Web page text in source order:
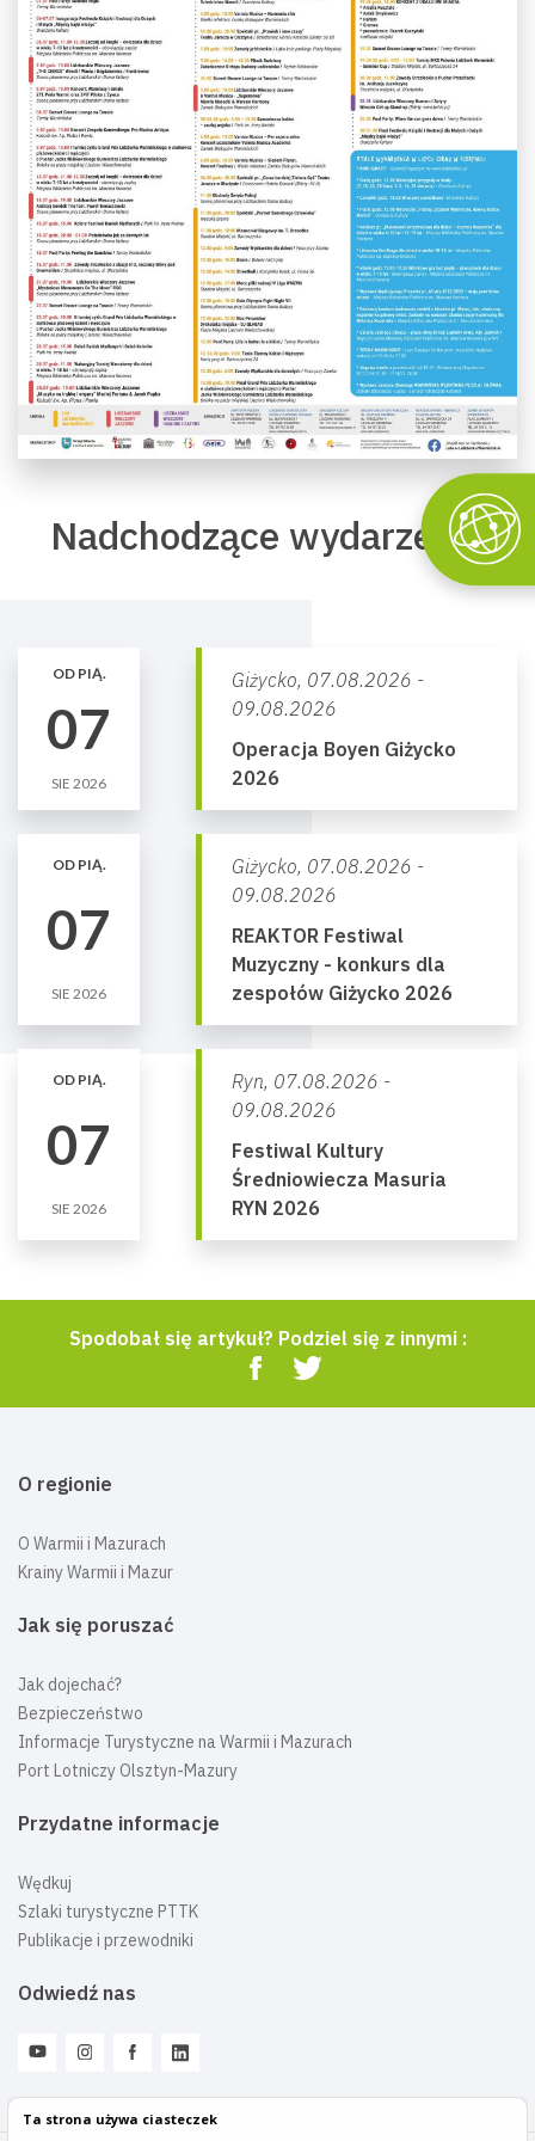
Ta strona używa ciasteczek
Nadchodzące wydarzenia
OD PIĄ.
07
SIE 2026
Giżycko, 07.08.2026 -
09.08.2026
Operacja Boyen Giżycko
2026
OD PIĄ.
07
SIE 2026
Giżycko, 07.08.2026 -
09.08.2026
REAKTOR Festiwal
Muzyczny - konkurs dla
zespołów Giżycko 2026
OD PIĄ.
07
SIE 2026
Ryn, 07.08.2026 -
09.08.2026
Festiwal Kultury
Średniowiecza Masuria
RYN 2026
Spodobał się artykuł? Podziel się z innymi :
O regionie
O Warmii i Mazurach
Krainy Warmii i Mazur
Jak się poruszać
Jak dojechać?
Bezpieczeństwo
Informacje Turystyczne na Warmii i Mazurach
Port Lotniczy Olsztyn-Mazury
Przydatne informacje
Wędkuj
Szlaki turystyczne PTTK
Publikacje i przewodniki
Odwiedź nas